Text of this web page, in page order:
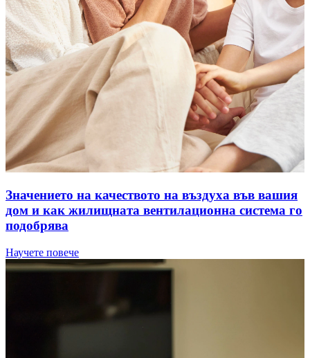
Значението на качеството на въздуха във вашия
дом и как жилищната вентилационна система го
подобрява
Научете повече